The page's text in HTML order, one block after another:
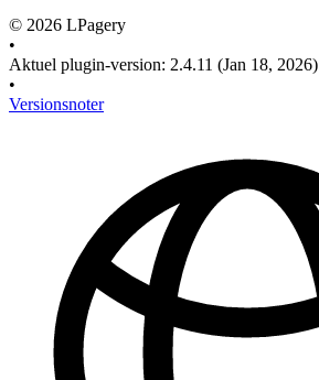
© 2026 LPagery
•
Aktuel plugin-version: 2.4.11 (Jan 18, 2026)
•
Versionsnoter